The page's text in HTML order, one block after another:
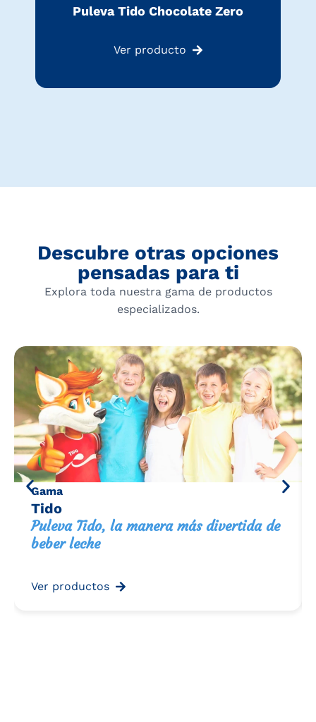
Puleva Tido Chocolate Zero
Ver producto
Descubre otras opciones
pensadas para ti
Explora toda nuestra gama de productos
especializados.
Gama
Tido
Puleva Tido, la manera más divertida de
beber leche
Ver productos